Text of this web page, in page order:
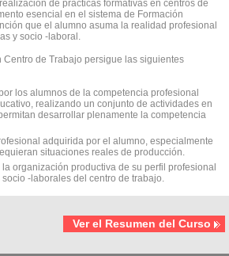
de prácticas formativas en centros de
esencial en el sistema de Formación
que el alumno asuma la realidad profesional
y socio -laboral.
Centro de Trabajo persigue las siguientes
los alumnos de la competencia profesional
realizando un conjunto de actividades en
desarrollar plenamente la competencia
adquirida por el alumno, especialmente
situaciones reales de producción.
organización productiva de su perfil profesional
-laborales del centro de trabajo.
Ver el Resumen del Curso